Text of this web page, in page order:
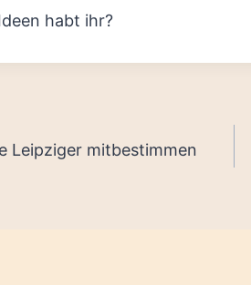
habt ihr?
Leipziger mitbestimmen